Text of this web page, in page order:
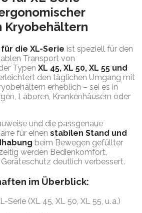
Kryobehältern
die XL-Serie ist speziell für den
Transport von
Typen XL 45, XL 50, XL 55 und
den täglichen Umgang mit
erheblich – sei es in
Laboren, Krankenhäusern oder
und die passgenaue
für einen stabilen Stand und
beim Bewegen gefüllter
werden Bedienkomfort,
deutlich verbessert.
im Überblick:
Serie (XL 45, XL 50, XL 55, u. a.)